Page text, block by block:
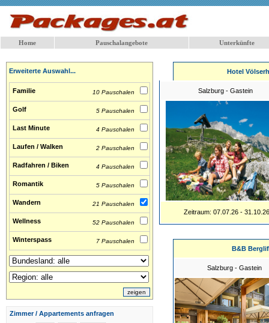
Home Pauschalangebote Unterkünfte
Erweiterte Auswahl...
Familie 10 Pauschalen
Golf 5 Pauschalen
Last Minute 4 Pauschalen
Laufen / Walken 2 Pauschalen
Radfahren / Biken 4 Pauschalen
Romantik 5 Pauschalen
Wandern 21 Pauschalen
Wellness 52 Pauschalen
Winterspass 7 Pauschalen
Zimmer / Appartements anfragen
Hotel
Salzburg - Gastein
Zeitraum: 07.07.26 -
B&B
Salzburg - Gastein